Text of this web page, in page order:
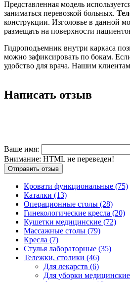
Представленная модель
заниматься перевозкой больных.
конструкции. Изголовье в данной
размещать на поверхности
Гидроподъемник внутри каркаса
можно зафиксировать по бокам.
удобство для врача. Нашим
Написать отзыв
Ваше имя:
Внимание: HTML не переведен!
Отправить отзыв
Кровати функциональные (75)
Каталки (13)
Операционные столы (28)
Гинекологические кресла (20)
Кушетки медицинские (72)
Массажные столы (79)
Кресла (7)
Стулья лабораторные (35)
Тележки, столики (46)
Для лекарств (6)
Для уборки